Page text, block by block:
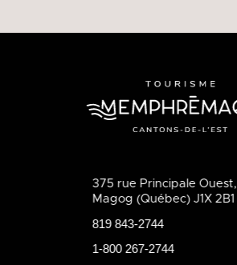
375 rue Principale Ouest,
Magog (Québec) J1X 2B1
819 843-2744
1-800 267-2744